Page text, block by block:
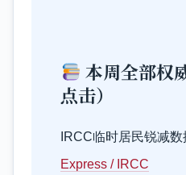
本周全部权
点击）
IRCC临时居民锐减
Express / IRCC